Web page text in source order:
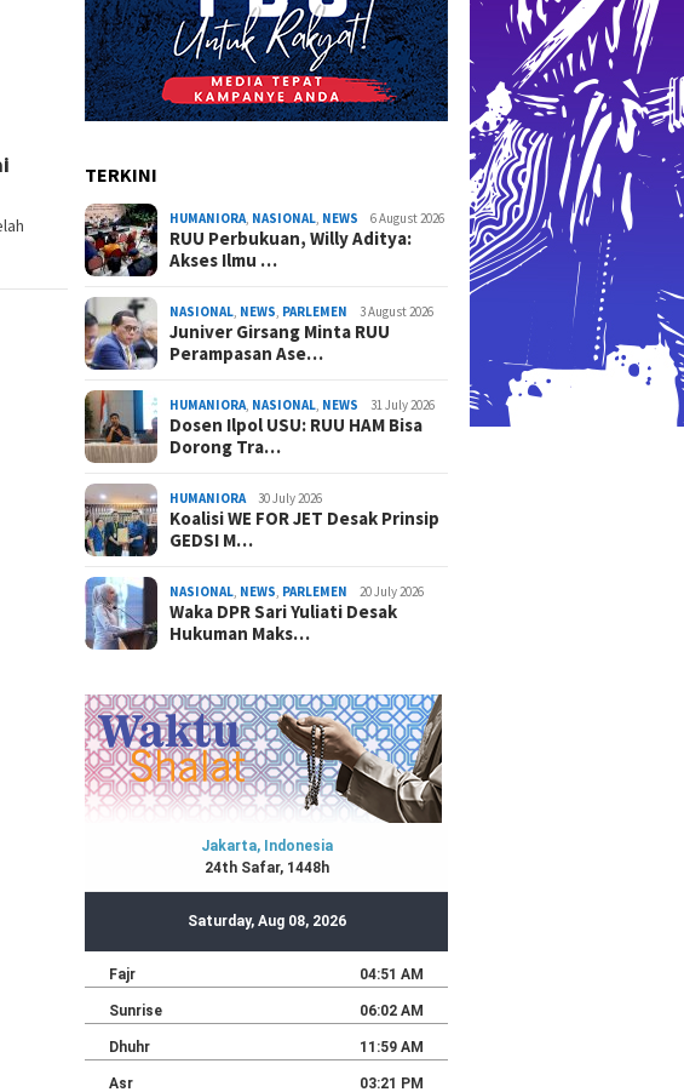
Intervensi Hukum
adalah Hak Dasar Warga
Negara
Hati-
TERKINI
HUMANIORA NASIONAL NEWS 6 August 2026
RUU Perbukuan, Willy Aditya:
Akses Ilmu …
NASIONAL NEWS PARLEMEN 3 August 2026
Juniver Girsang Minta RUU
Perampasan Ase…
HUMANIORA NASIONAL NEWS 31 July 2026
Dosen Ilpol USU: RUU HAM Bisa
Dorong Tra…
HUMANIORA 30 July 2026
Koalisi WE FOR JET Desak Prinsip
GEDSI M…
NASIONAL NEWS PARLEMEN 20 July 2026
Waka DPR Sari Yuliati Desak
Hukuman Maks…